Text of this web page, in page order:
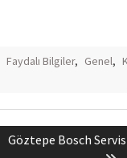
Faydalı Bilgiler, Genel,
Next
Göztepe Bosch